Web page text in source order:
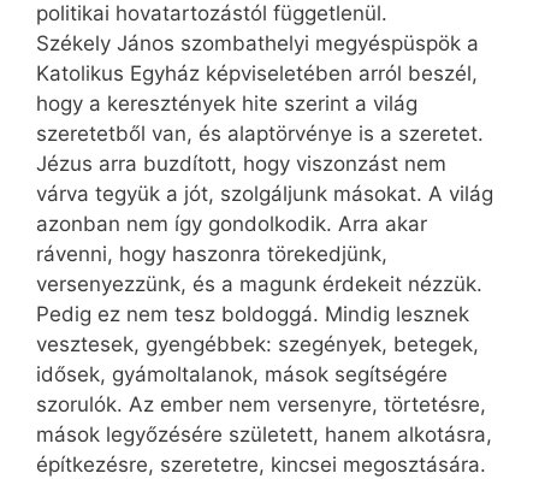
politikai hovatartozástól függetlenül.
Székely János szombathelyi megyéspüspök a
Katolikus Egyház képviseletében arról beszél,
hogy a keresztények hite szerint a világ
szeretetből van, és alaptörvénye is a szeretet.
Jézus arra buzdított, hogy viszonzást nem
várva tegyük a jót, szolgáljunk másokat. A világ
azonban nem így gondolkodik. Arra akar
rávenni, hogy haszonra törekedjünk,
versenyezzünk, és a magunk érdekeit nézzük.
Pedig ez nem tesz boldoggá. Mindig lesznek
vesztesek, gyengébbek: szegények, betegek,
idősek, gyámoltalanok, mások segítségére
szorulók. Az ember nem versenyre, törtetésre,
mások legyőzésére született, hanem alkotásra,
építkezésre, szeretetre, kincsei megosztására.